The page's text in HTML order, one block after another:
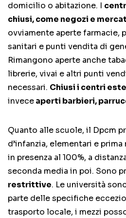
domicilio o abitazione. I
chiusi, come negozi e
ovviamente aperte farmacie,
sanitari e punti vendita di
Rimangono aperte anche
librerie, vivai e altri punti
necessari. Chiusi i centri
inveceaperti barbieri,
Quanto alle scuole, il Dpcm
d’infanzia, elementari e
in presenza al 100%, a
seconda media in poi. Sono
restrittive. Le università
parte delle specifiche
trasporto locale, i mezzi